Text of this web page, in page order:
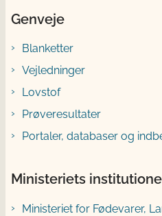
Genveje
Blanketter
Vejledninger
Lovstof
Prøveresultater
Portaler, databaser og
Ministeriets
Ministeriet for Fødevarer,